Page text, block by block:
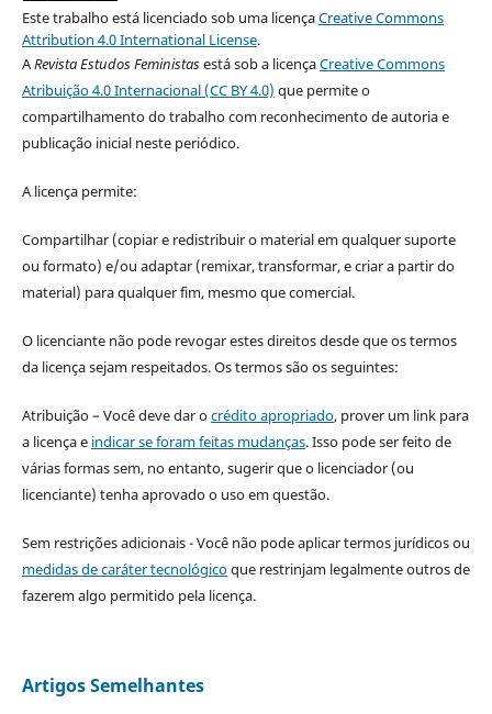
Este trabalho está licenciado sob uma licençaCreative Commons
Attribution 4.0 International License.
ARevista Estudos Feministasestá sob a licençaCreative Commons
Atribuição 4.0 Internacional (CC BY 4.0) que permite o
compartilhamento do trabalho com reconhecimento de autoria e
publicação inicial neste periódico.
A licença permite:
Compartilhar (copiar e redistribuir o material em qualquer suporte
ou formato) e/ou adaptar (remixar, transformar, e criar a partir do
material) para qualquer fim, mesmo que comercial.
O licenciante não pode revogar estes direitos desde que os termos
da licença sejam respeitados. Os termos são os seguintes:
Atribuição – Você deve dar ocrédito apropriado, prover um link para
a licença e indicar se foram feitas mudanças. Isso pode ser feito de
várias formas sem, no entanto, sugerir que o licenciador (ou
licenciante) tenha aprovado o uso em questão.
Sem restrições adicionais - Você não pode aplicar termos jurídicos ou
medidas de caráter tecnológicoque restrinjam legalmente outros de
fazerem algo permitido pela licença.
Artigos Semelhantes